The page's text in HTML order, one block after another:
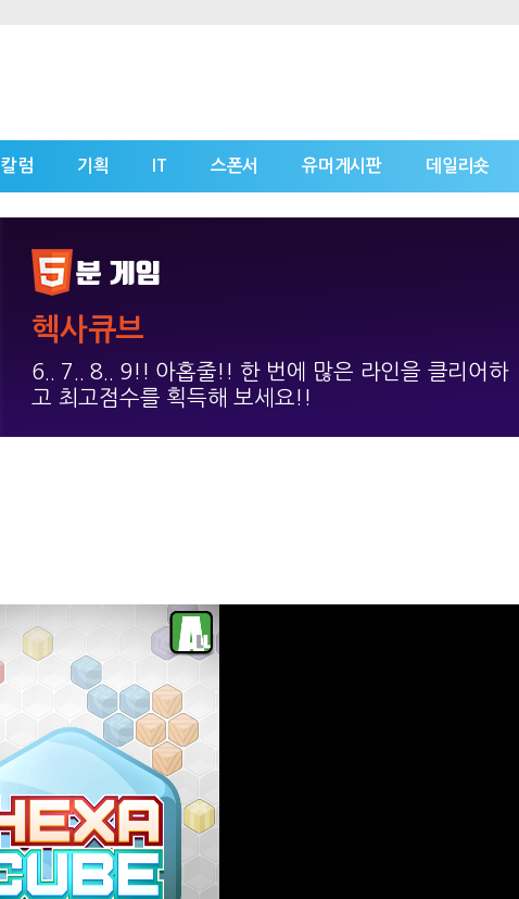
칼럼 기획 IT 스폰서 유머게시판 데일리숏
헥사큐브
6.. 7.. 8.. 9!! 아홉줄!! 한 번에 많은 라인을 클리어하
고 최고점수를 획득해 보세요!!